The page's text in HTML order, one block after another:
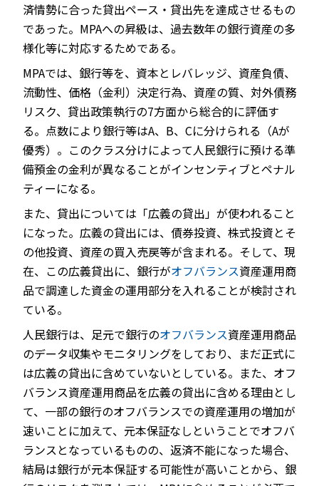
済情勢に合った貸出ペース・貸出先を達成させるもの
であった。MPAへの昇級は、過去数年の銀行資産の多
様化等に対応するためである。
MPAでは、銀行等を、資本とレバレッジ、資産負債、
流動性、価格（金利）決定行為、資産の質、対外債務
リスク、貸出政策執行の7方面から総合的に評価す
る。点数により銀行等はA、B、Cに分けられる（Aが
優秀）。このクラス分けによって人民銀行に預ける準
備預金の金利が異なることがインセンティブとペナル
ティーになる。
また、貸出については「広義の貸出」が使われること
になった。広義の貸出には、債券投資、株式投資とそ
の他投資、資産の買入売戻等が含まれる。そして、現
在、この広義貸出に、銀行がオフバランス資産運用商
品で調達した資金の運用部分を入れることが検討され
ている。
人民銀行は、足元で銀行のオフバランス資産運用商品
のデータ収集やモニタリングをしており、まだ正式に
は広義の貸出に含めていないとしている。また、オフ
バランス資産運用商品を広義の貸出に含める理由とし
て、一部の銀行のオフバランスでの資産運用の増加が
速いことに加えて、元本保証なしということでオフバ
ランスとなっているものの、返済不能になった場合、
結局は銀行が元本保証する可能性が高いことから、銀